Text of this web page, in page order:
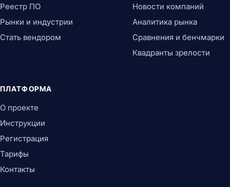
Реестр ПО
Рынки и индустрии
Стать вендором
Новости компаний
Аналитика рынка
Сравнения и бенчмарки
Квадранты зрелости
ПЛАТФОРМА
О проекте
Инструкции
Регистрация
Тарифы
Контакты